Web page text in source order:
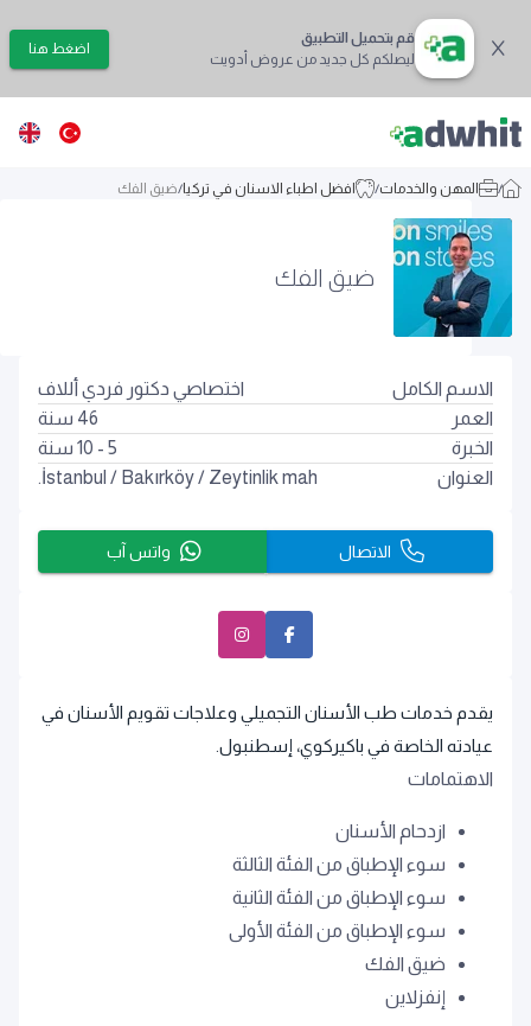
قم بتحميل التطبيق
ليصلكم كل جديد من عروض أدويت
اضغط هنا
/ المهن والخدمات/ افضل اطباء الاسنان في تركيا/ضيق الفك
ضيق الفك
يقدم خدمات طب الأسنان التجميلي وعلاجات تقويم الأسنان في
عيادته الخاصة في باكيركوي، إسطنبول.
الاهتمامات
ازدحام الأسنان
سوء الإطباق من الفئة الثالثة
سوء الإطباق من الفئة الثانية
سوء الإطباق من الفئة الأولى
ضيق الفك
إنفزلاين
الاسم الكامل
اختصاصي دكتور فردي أللاف
العمر
46 سنة
الخبرة
5 - 10 سنة
العنوان
İstanbul / Bakırköy/ Zeytinlik mah.
الاتصال واتس آب